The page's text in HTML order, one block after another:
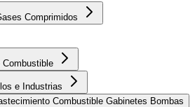
Comprimidos
e Industrias
Combustible Gabinetes Bombas